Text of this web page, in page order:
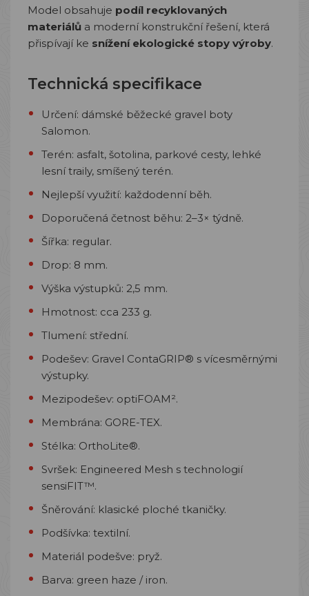
Model obsahuje podíl recyklovaných
materiálů a moderní konstrukční řešení, která
přispívají ke snížení ekologické stopy výroby.
Technická specifikace
Určení: dámské běžecké gravel boty
Salomon.
Terén: asfalt, šotolina, parkové cesty, lehké
lesní traily, smíšený terén.
Nejlepší využití: každodenní běh.
Doporučená četnost běhu: 2–3× týdně.
Šířka: regular.
Drop: 8 mm.
Výška výstupků: 2,5 mm.
Hmotnost: cca 233 g.
Tlumení: střední.
Podešev: Gravel ContaGRIP® s vícesměrnými
výstupky.
Mezipodešev: optiFOAM².
Membrána: GORE-TEX.
Stélka: OrthoLite®.
Svršek: Engineered Mesh s technologií
sensiFIT™.
Šněrování: klasické ploché tkaničky.
Podšívka: textilní.
Materiál podešve: pryž.
Barva: green haze / iron.